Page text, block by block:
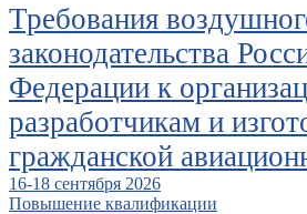
Требования
законодательства
Федерации к
разработчикам и
гражданской
16-18 сентября 2026
Повышение квалификации